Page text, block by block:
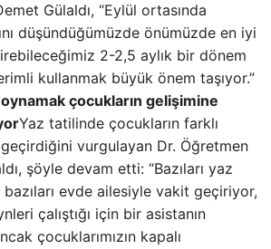
Gülaldı, “Eylül ortasında
düşündüğümüzde önümüzde en iyi
2-2,5 aylık bir dönem
kullanmak büyük önem taşıyor.”
çocukların gelişimine
Yaz tatilinde çocukların farklı
vurgulayan Dr. Öğretmen
şöyle devam etti: “Bazıları yaz
evde ailesiyle vakit geçiriyor,
çalıştığı için bir asistanın
çocuklarımızın kapalı